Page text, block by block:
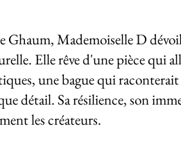
Ghaum, Mademoiselle D
Elle rêve d'une pièce qui
une bague qui
détail. Sa résilience, son
les créateurs.